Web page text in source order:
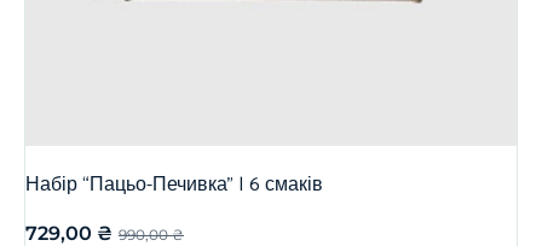
Набір “Пацьо-Печивка” | 6 смаків
990,00₴
729,00 ₴